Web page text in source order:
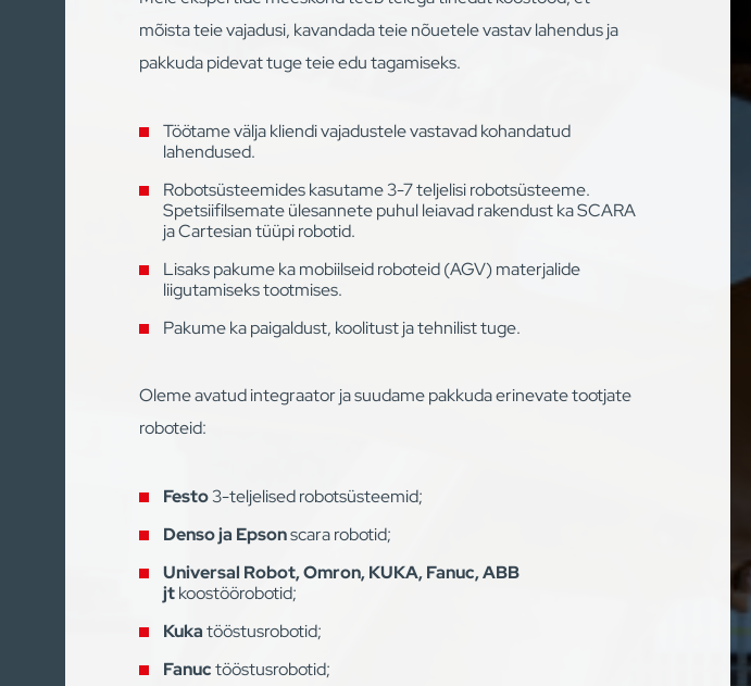
mõista teie vajadusi, kavandada teie nõuetele vastav lahendus ja
pakkuda pidevat tuge teie edu tagamiseks.
Töötame välja kliendi vajadustele vastavad kohandatud
lahendused.
Robotsüsteemides kasutame 3-7 teljelisi robotsüsteeme.
Spetsiifilsemate ülesannete puhul leiavad rakendust ka SCARA
ja Cartesian tüüpi robotid.
Lisaks pakume ka mobiilseid roboteid (AGV) materjalide
liigutamiseks tootmises.
Pakume ka paigaldust, koolitust ja tehnilist tuge.
Oleme avatud integraator ja suudame pakkuda erinevate tootjate
roboteid:
Festo3-teljelised robotsüsteemid;
Denso ja Epsonscara robotid;
Universal Robot, Omron, KUKA, Fanuc, ABB
jtkoostöörobotid;
Kukatööstusrobotid;
Fanuctööstusrobotid;